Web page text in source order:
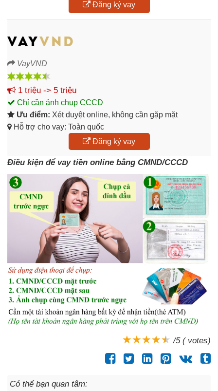
Đăng ký vay
VayVND
1 triệu -> 5 triệu
Chỉ cần ảnh chụp CCCD
Ưu điểm: Xét duyệt online, không cần gặp mặt
Hỗ trợ cho vay: Toàn quốc
Đăng ký vay
Điều kiện để vay tiền online bằng CMND/CCCD
/5 ( votes)
Có thể bạn quan tâm: